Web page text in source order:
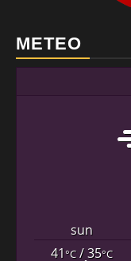
METEO
sun
41°C/ 35°C